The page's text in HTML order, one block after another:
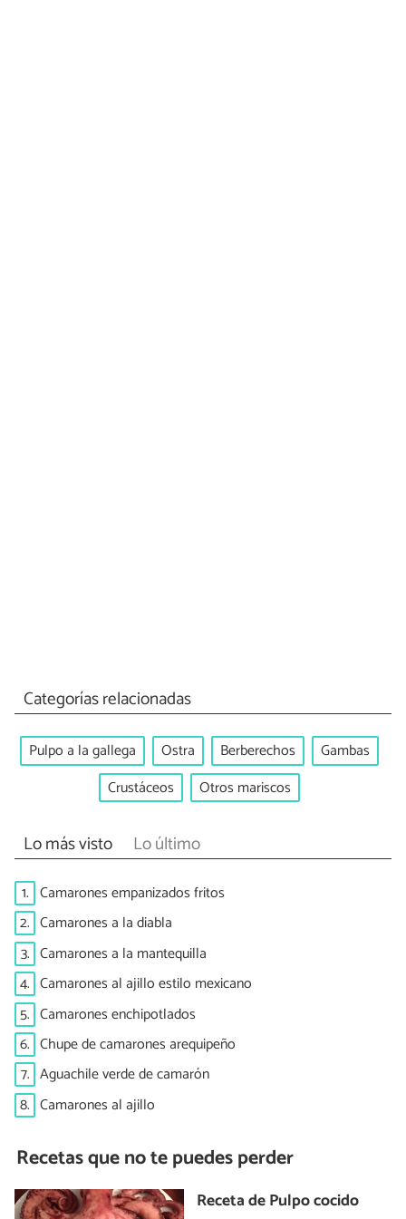
Categorías relacionadas
Pulpo a la gallega Ostra Berberechos
Gambas
Crustáceos
Otros mariscos
Lo más visto Lo último
1. Camarones empanizados fritos
2. Camarones a la diabla
3. Camarones a la mantequilla
4. Camarones al ajillo estilo mexicano
5. Camarones enchipotlados
6. Chupe de camarones arequipeño
7. Aguachile verde de camarón
8. Camarones al ajillo
Recetas que no te puedes perder
Receta de Pulpo cocido